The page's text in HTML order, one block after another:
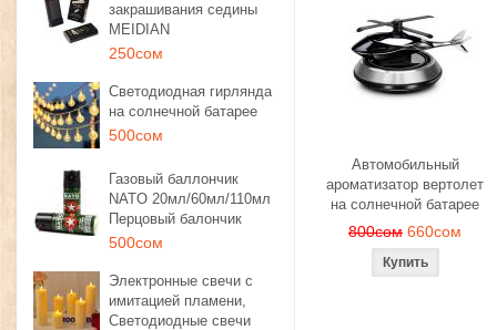
закрашивания седины
MEIDIAN
250сом
Светодиодная гирлянда
на солнечной батарее
500сом
Газовый баллончик
NATO 20мл/60мл/110мл
Перцовый балончик
500сом
Электронные свечи с
имитацией пламени,
Светодиодные свечи
Автомобильный
ароматизатор вертолет
на солнечной батарее
800сом 660сом